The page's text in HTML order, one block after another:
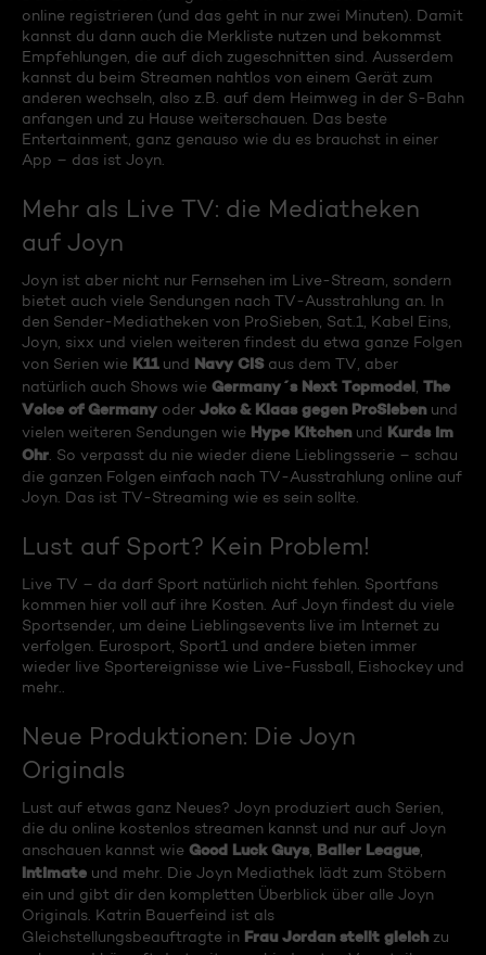
online registrieren (und das geht in nur zwei Minuten). Damit
kannst du dann auch die Merkliste nutzen und bekommst
Empfehlungen, die auf dich zugeschnitten sind. Ausserdem
kannst du beim Streamen nahtlos von einem Gerät zum
anderen wechseln, also z.B. auf dem Heimweg in der S-Bahn
anfangen und zu Hause weiterschauen. Das beste
Entertainment, ganz genauso wie du es brauchst in einer
App – das ist Joyn.
Mehr als Live TV: die Mediatheken
auf Joyn
Joyn ist aber nicht nur Fernsehen im Live-Stream, sondern
bietet auch viele Sendungen nach TV-Ausstrahlung an. In
den Sender-Mediatheken von ProSieben, Sat.1, Kabel Eins,
Joyn, sixx und vielen weiteren findest du etwa ganze Folgen
von Serien wie K11und Navy CISaus dem TV, aber
natürlich auch Shows wie Germany´s Next Topmodel The
Voice of Germany oder Joko & Klaas gegen ProSiebenund
vielen weiteren Sendungen wie Hype Kitchenund Kurds im
Ohr . So verpasst du nie wieder diene Lieblingsserie – schau
die ganzen Folgen einfach nach TV-Ausstrahlung online auf
Joyn. Das ist TV-Streaming wie es sein sollte.
Lust auf Sport? Kein Problem!
Live TV – da darf Sport natürlich nicht fehlen. Sportfans
kommen hier voll auf ihre Kosten. Auf Joyn findest du viele
Sportsender, um deine Lieblingsevents live im Internet zu
verfolgen. Eurosport, Sport1 und andere bieten immer
wieder live Sportereignisse wie Live-Fussball, Eishockey und
mehr..
Neue Produktionen: Die Joyn
Originals
Lust auf etwas ganz Neues? Joyn produziert auch Serien,
die du online kostenlos streamen kannst und nur auf Joyn
anschauen kannst wie Good Luck Guys, Baller League
Intimate und mehr. Die Joyn Mediathek lädt zum Stöbern
ein und gibt dir den kompletten Überblick über alle Joyn
Originals. Katrin Bauerfeind ist als
Gleichstellungsbeauftragte in Frau Jordan stellt gleichzu